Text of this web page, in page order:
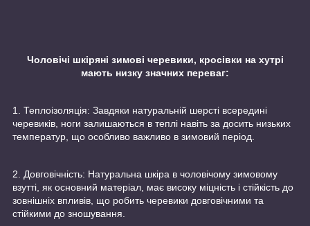
Чоловічі шкіряні зимові черевики, кросівки на хутрі
мають низку значних переваг:
1. Теплоізоляція: Завдяки натуральній шерсті всередині
черевиків, ноги залишаються в теплі навіть за досить низьких
температур, що особливо важливо в зимовий період.
2. Довговічність: Натуральна шкіра в чоловічому зимовому
взутті, як основний матеріал, має високу міцність і стійкість до
зовнішніх впливів, що робить черевики довговічними та
стійкими до зношування.